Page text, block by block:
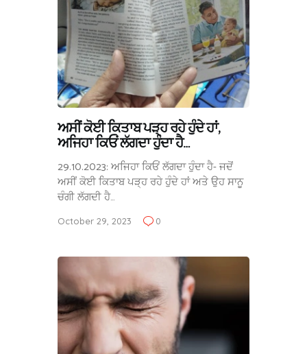
ਅਸੀਂ ਕੋਈ ਕਿਤਾਬ ਪੜ੍ਹ ਰਹੇ ਹੁੰਦੇ ਹਾਂ,
ਅਜਿਹਾ ਕਿਓਂ ਲੱਗਦਾ ਹੁੰਦਾ ਹੈ…
29.10.2023: ਅਜਿਹਾ ਕਿਓਂ ਲੱਗਦਾ ਹੁੰਦਾ ਹੈ- ਜਦੋਂ
ਅਸੀਂ ਕੋਈ ਕਿਤਾਬ ਪੜ੍ਹ ਰਹੇ ਹੁੰਦੇ ਹਾਂ ਅਤੇ ਉਹ ਸਾਨੂ
ਚੰਗੀ ਲੱਗਦੀ ਹੈ…
October 29, 2023 0